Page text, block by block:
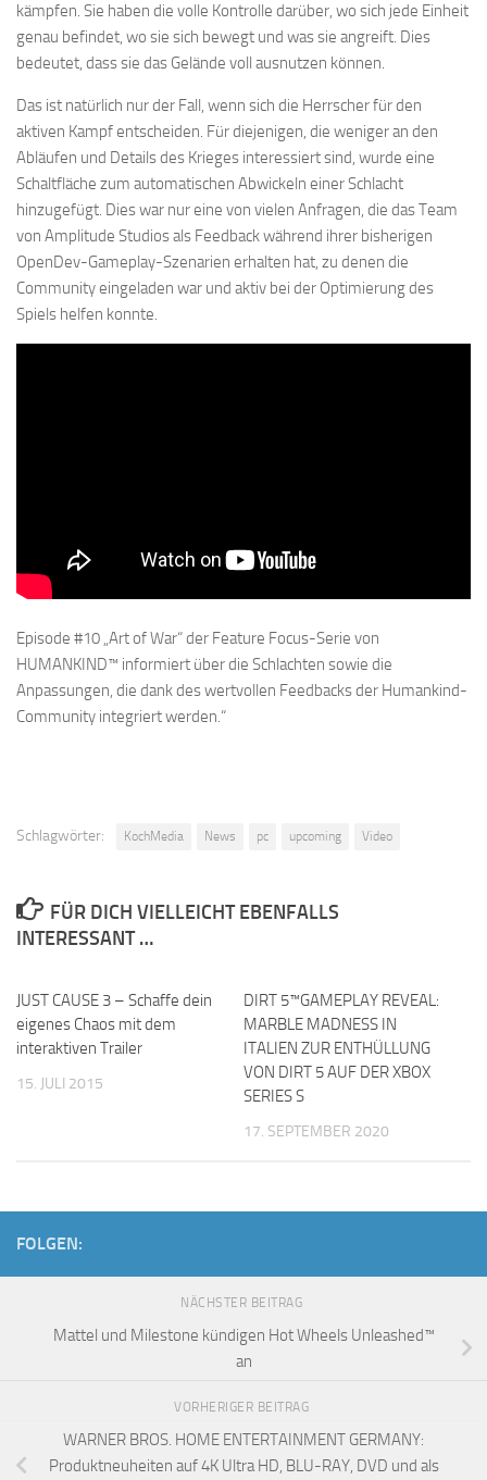
kämpfen. Sie haben die volle Kontrolle darüber, wo sich jede Einheit
genau befindet, wo sie sich bewegt und was sie angreift. Dies
bedeutet, dass sie das Gelände voll ausnutzen können.
Das ist natürlich nur der Fall, wenn sich die Herrscher für den
aktiven Kampf entscheiden. Für diejenigen, die weniger an den
Abläufen und Details des Krieges interessiert sind, wurde eine
Schaltfläche zum automatischen Abwickeln einer Schlacht
hinzugefügt. Dies war nur eine von vielen Anfragen, die das Team
von Amplitude Studios als Feedback während ihrer bisherigen
OpenDev-Gameplay-Szenarien erhalten hat, zu denen die
Community eingeladen war und aktiv bei der Optimierung des
Spiels helfen konnte.
Episode #10 „Art of War“ der Feature Focus-Serie von
HUMANKIND™ informiert über die Schlachten sowie die
Anpassungen, die dank des wertvollen Feedbacks der Humankind-
Community integriert werden.“
Schlagwörter: KochMedia News pc upcoming Video
FÜR DICH VIELLEICHT EBENFALLS
INTERESSANT …
JUST CAUSE 3 – Schaffe dein
eigenes Chaos mit dem
interaktiven Trailer
15. JULI 2015
DIRT 5™GAMEPLAY REVEAL:
MARBLE MADNESS IN
ITALIEN ZUR ENTHÜLLUNG
VON DIRT 5 AUF DER XBOX
SERIES S
17. SEPTEMBER 2020
FOLGEN:
NÄCHSTER BEITRAG
Mattel und Milestone kündigen Hot Wheels Unleashed™
an
VORHERIGER BEITRAG
WARNER BROS. HOME ENTERTAINMENT GERMANY:
Produktneuheiten auf 4K Ultra HD, BLU-RAY, DVD und als